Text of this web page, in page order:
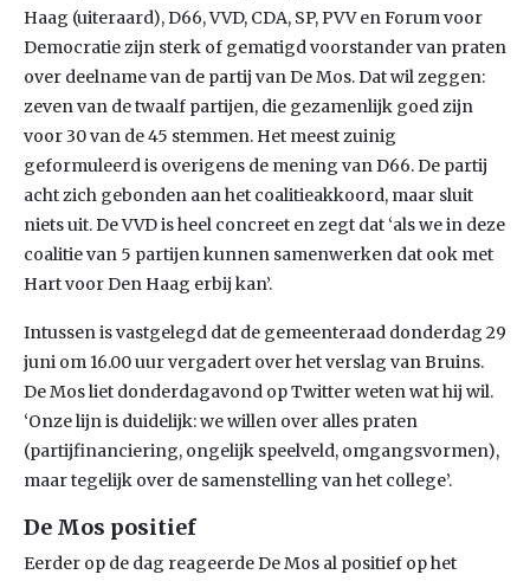
Haag (uiteraard), D66, VVD, CDA, SP, PVV en Forum voor
Democratie zijn sterk of gematigd voorstander van praten
over deelname van de partij van De Mos. Dat wil zeggen:
zeven van de twaalf partijen, die gezamenlijk goed zijn
voor 30 van de 45 stemmen. Het meest zuinig
geformuleerd is overigens de mening van D66. De partij
acht zich gebonden aan het coalitieakkoord, maar sluit
niets uit. De VVD is heel concreet en zegt dat ‘als we in deze
coalitie van 5 partijen kunnen samenwerken dat ook met
Hart voor Den Haag erbij kan’.
Intussen is vastgelegd dat de gemeenteraad donderdag 29
juni om 16.00 uur vergadert over het verslag van Bruins.
De Mos liet donderdagavond op Twitter weten wat hij wil.
‘Onze lijn is duidelijk: we willen over alles praten
(partijfinanciering, ongelijk speelveld, omgangsvormen),
maar tegelijk over de samenstelling van het college’.
De Mos positief
Eerder op de dag reageerde De Mos al positief op het